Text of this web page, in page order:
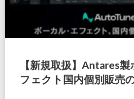
【新規取扱】Antares
フェクト国内個別販売